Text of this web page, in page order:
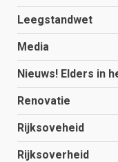
Leegstandwet
Media
Nieuws! Elders in
Renovatie
Rijksoveheid
Rijksoverheid